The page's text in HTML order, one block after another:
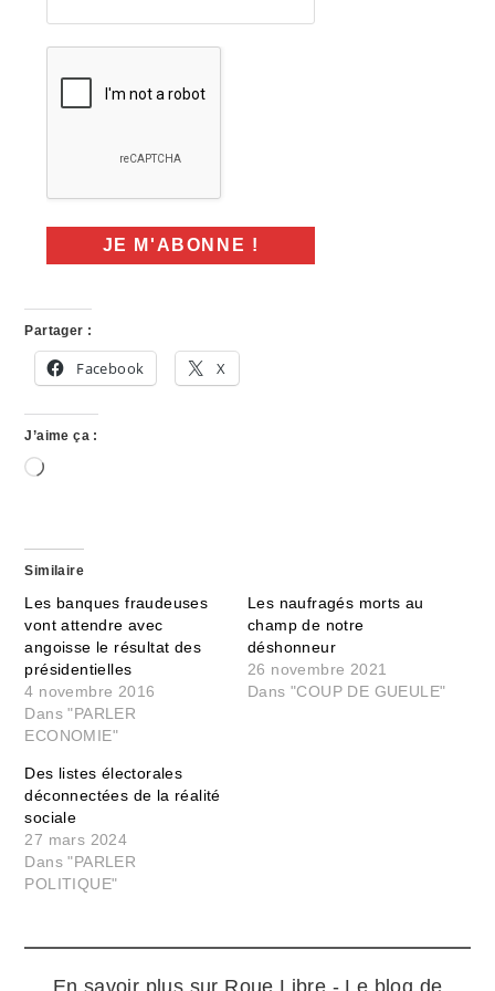
Partager :
Facebook X
J’aime ça :
Chargement…
Similaire
Les banques fraudeuses
vont attendre avec
angoisse le résultat des
présidentielles
4 novembre 2016
Dans "PARLER
ECONOMIE"
Les naufragés morts au
champ de notre
déshonneur
26 novembre 2021
Dans "COUP DE GUEULE"
Des listes électorales
déconnectées de la réalité
sociale
27 mars 2024
Dans "PARLER
POLITIQUE"
En savoir plus sur Roue Libre - Le blog de